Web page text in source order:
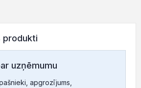
produkti
uzņēmumu
apgrozījums,